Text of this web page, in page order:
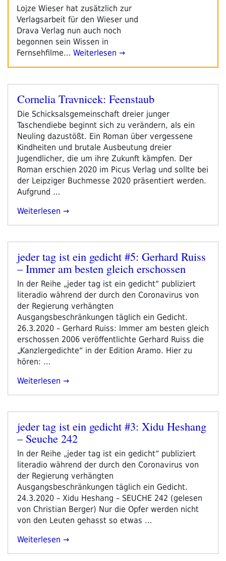
Lojze Wieser hat zusätzlich zur
Verlagsarbeit für den Wieser und
Drava Verlag nun auch noch
begonnen sein Wissen in
Fernsehfilme… Weiterlesen →
Veröffentlicht
Cornelia Travnicek: Feenstaub
Die Schicksalsgemeinschaft dreier junger
Taschendiebe beginnt sich zu verändern, als ein
Neuling dazustößt. Ein Roman über vergessene
Kindheiten und brutale Ausbeutung dreier
Jugendlicher, die um ihre Zukunft kämpfen. Der
Roman erschien 2020 im Picus Verlag und sollte bei
der Leipziger Buchmesse 2020 präsentiert werden.
Aufgrund …
„Cornelia
Weiterlesen
Veröffentlicht
am
jeder tag ist ein gedicht #5: Gerhard Ruiss
– Immer am besten gleich erschossen
In der Reihe „jeder tag ist ein gedicht“ publiziert
literadio während der durch den Coronavirus von
der Regierung verhängten
Ausgangsbeschränkungen täglich ein Gedicht.
26.3.2020 – Gerhard Ruiss: Immer am besten gleich
erschossen 2006 veröffentlichte Gerhard Ruiss die
„Kanzlergedichte“ in der Edition Aramo. Hier zu
hören: …
„jeder
Ein
Gedicht
#5:
Ruiss
–
Immer
Am
Besten
Gleich
Erschossen“
Weiterlesen
Veröffentlicht
am
jeder tag ist ein gedicht #3: Xidu Heshang
– Seuche 242
In der Reihe „jeder tag ist ein gedicht“ publiziert
literadio während der durch den Coronavirus von
der Regierung verhängten
Ausgangsbeschränkungen täglich ein Gedicht.
24.3.2020 – Xidu Heshang – SEUCHE 242 (gelesen
von Christian Berger) Nur die Opfer werden nicht
von den Leuten gehasst so etwas …
„jeder
Weiterlesen